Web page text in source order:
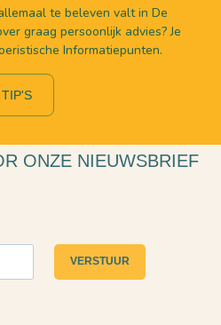
te beleven valt in De
graag persoonlijk advies? Je
Informatiepunten.
TIP'S
ONZE NIEUWSBRIEF
VERSTUUR